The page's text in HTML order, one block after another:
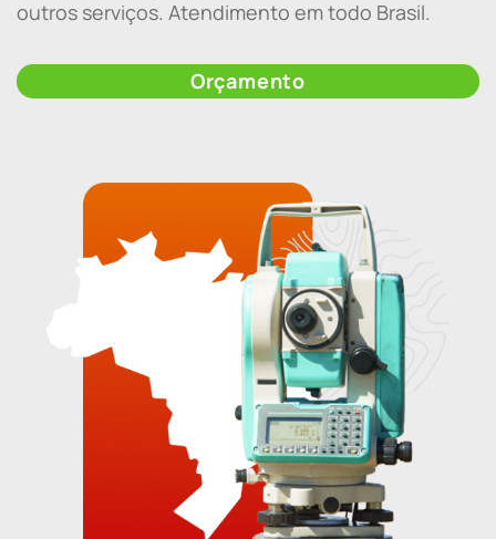
outros serviços. Atendimento em todo Brasil.
Orçamento